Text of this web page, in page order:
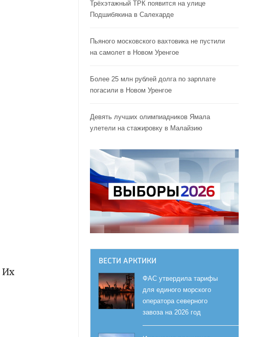
Их
Трёхэтажный ТРК появится на улице
Подшибякина в Салехарде
Пьяного московского вахтовика не пустили
на самолет в Новом Уренгое
Более 25 млн рублей долга по зарплате
погасили в Новом Уренгое
Девять лучших олимпиадников Ямала
улетели на стажировку в Малайзию
ВЕСТИ АРКТИКИ
ФАС утвердила тарифы
для единого морского
оператора северного
завоза на 2026 год